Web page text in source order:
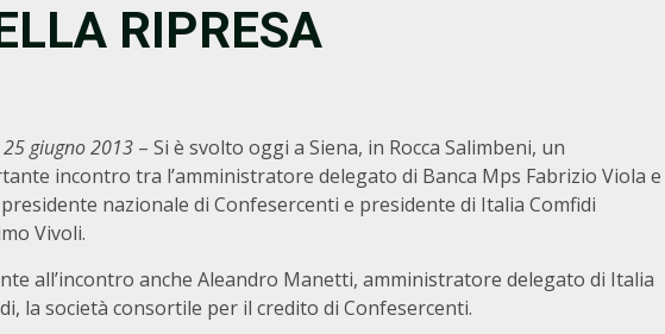
RIPRESA
25 giugno 2013 – Si è svolto oggi a Siena, in Rocca Salimbeni, un
incontro tra l’amministratore delegato di Banca Mps Fabrizio Viola e
nazionale di Confesercenti e presidente di Italia Comfidi
Vivoli.
all’incontro anche Aleandro Manetti, amministratore delegato di Italia
la società consortile per il credito di Confesercenti.